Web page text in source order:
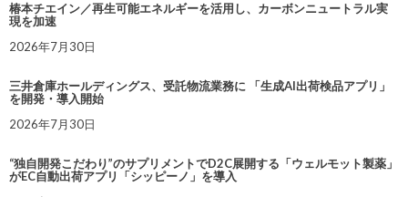
椿本チエイン／再生可能エネルギーを活用し、カーボンニュートラル実
現を加速
2026年7月30日
三井倉庫ホールディングス、受託物流業務に 「生成AI出荷検品アプリ」
を開発・導入開始
2026年7月30日
“独自開発こだわり”のサプリメントでD2C展開する「ウェルモット製薬」
がEC自動出荷アプリ「シッピーノ」を導入